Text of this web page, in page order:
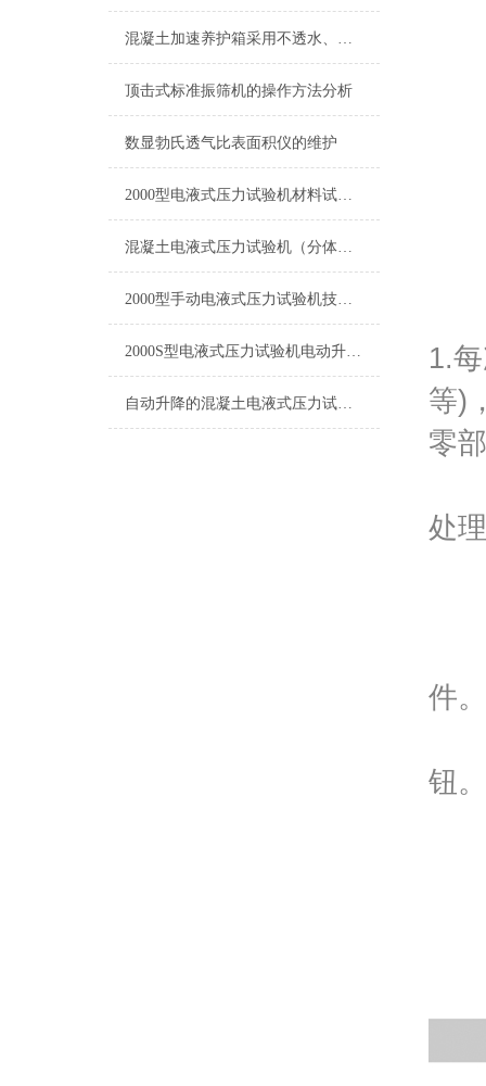
混凝土加速养护箱采用不透水、气的薄膜布养护
顶击式标准振筛机的操作方法分析
数显勃氏透气比表面积仪的维护
2000型电液式压力试验机材料试验机 质优价更廉
混凝土电液式压力试验机（分体式，电动丝杆）
2000型手动电液式压力试验机技术参数
2000S型电液式压力试验机电动升降技术参数
自动升降的混凝土电液式压力试验机
1.
等)
零
处
件。
钮。